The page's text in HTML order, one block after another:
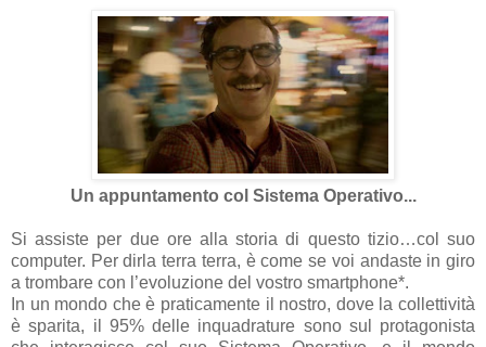
Un appuntamento col Sistema Operativo...
Si assiste per due ore alla storia di questo tizio…col suo
computer. Per dirla terra terra, è come se voi andaste in giro
a trombare con l’evoluzione del vostro smartphone*.
In un mondo che è praticamente il nostro, dove la collettività
è sparita, il 95% delle inquadrature sono sul protagonista